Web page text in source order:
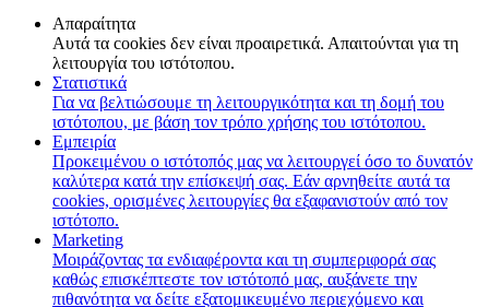
Απαραίτητα
Αυτά τα cookies δεν είναι προαιρετικά. Απαιτούνται για τη
λειτουργία του ιστότοπου.
Στατιστικά
Για να βελτιώσουμε τη λειτουργικότητα και τη δομή του
ιστότοπου, με βάση τον τρόπο χρήσης του ιστότοπου.
Εμπειρία
Προκειμένου ο ιστότοπός μας να λειτουργεί όσο το δυνατόν
καλύτερα κατά την επίσκεψή σας. Εάν αρνηθείτε αυτά τα
cookies, ορισμένες λειτουργίες θα εξαφανιστούν από τον
ιστότοπο.
Marketing
Μοιράζοντας τα ενδιαφέροντα και τη συμπεριφορά σας
καθώς επισκέπτεστε τον ιστότοπό μας, αυξάνετε την
πιθανότητα να δείτε εξατομικευμένο περιεχόμενο και